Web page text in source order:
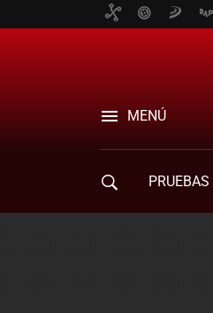
MENÚ
PRUEBAS